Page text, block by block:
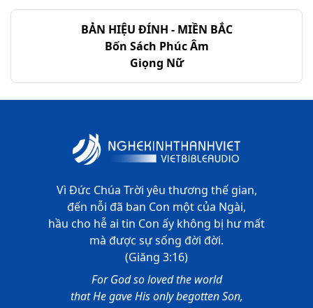
II Sử-ký - Chương 36
BẢN HIỆU ĐÍNH - MIỀN BẮC
Bốn Sách Phúc Âm
Giọng Nữ
Vì Đức Chúa Trời yêu thương thế gian,
đến nỗi đã ban Con một của Ngài,
hầu cho hễ ai tin Con ấy không bị hư mất
mà được sự sống đời đời.
(Giăng 3:16)
For God so loved the world
that He gave His only begotten Son,